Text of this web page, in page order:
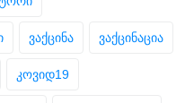
ვაქცინა ვაქცინაცია
კოვიდ19